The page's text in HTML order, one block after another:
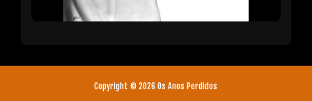
Copyright ©2026Os Anos Perdidos